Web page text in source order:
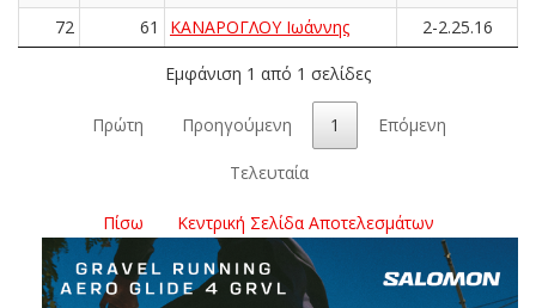
72
61 ΚΑΝΑΡΟΓΛΟΥ Ιωάννης 2-2.25.16
Εμφάνιση 1 από 1 σελίδες
Πρώτη Προηγούμενη 1 Επόμενη
Τελευταία
Πίσω Κεντρική Σελίδα Αποτελεσμάτων